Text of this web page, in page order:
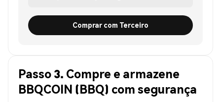
Comprar com Terceiro
Passo 3. Compre e armazene
BBQCOIN (BBQ) com segurança